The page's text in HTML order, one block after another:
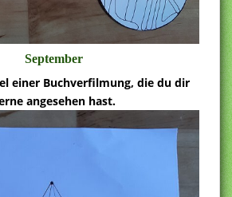
September
einer Buchverfilmung, die du dir
angesehen hast.